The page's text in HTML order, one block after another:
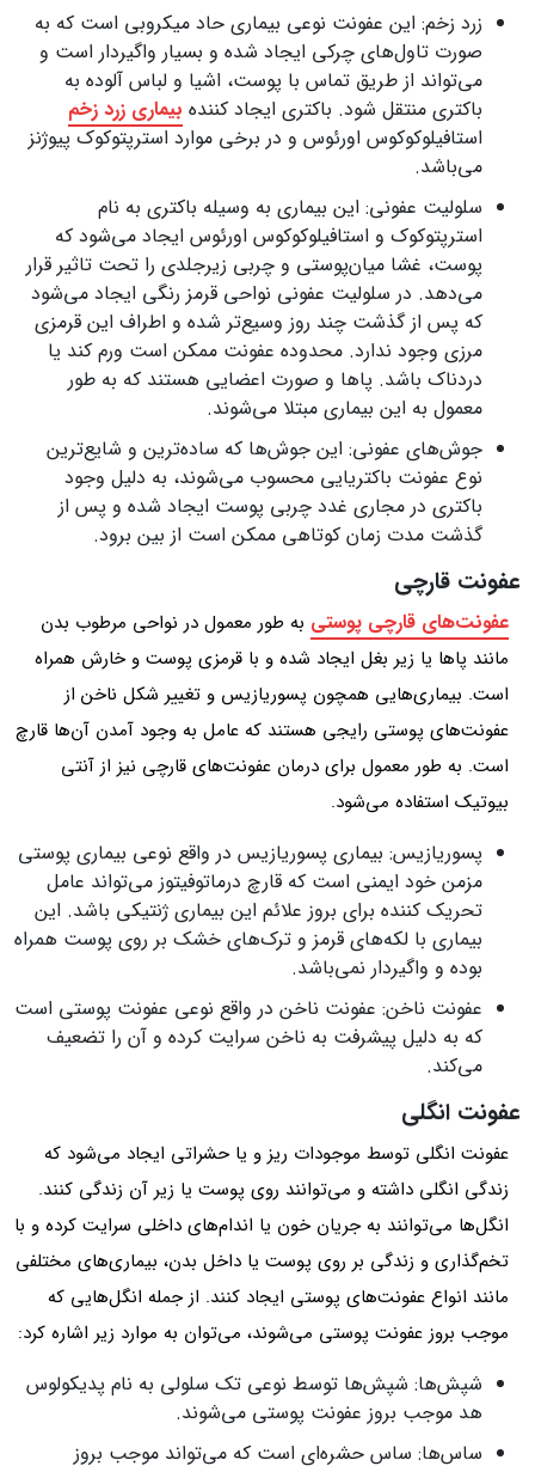
زرد زخم: این عفونت نوعی بیماری حاد میکروبی است که به
صورت تاول‌های چرکی ایجاد شده و بسیار واگیردار است و
می‌تواند از طریق تماس با پوست، اشیا و لباس آلوده به
باکتری منتقل شود. باکتری ایجاد کننده بیماری زرد زخم
استافیلوکوکوس اورئوس و در برخی موارد استرپتوکوک پیوژنز
می‌باشد.
سلولیت عفونی: این بیماری به وسیله باکتری به نام
استرپتوکوک و استافیلوکوکوس اورئوس ایجاد می‌شود که
پوست، غشا میان‌پوستی و چربی زیرجلدی را تحت تاثیر قرار
می‌دهد. در سلولیت عفونی نواحی قرمز رنگی ایجاد می‌شود
که پس از گذشت چند روز وسیع‌تر شده و اطراف این قرمزی
مرزی وجود ندارد. محدوده عفونت ممکن است ورم کند یا
دردناک باشد. پاها و صورت اعضایی هستند که به طور
معمول به این بیماری مبتلا می‌شوند.
جوش‌های عفونی: این جوش‌ها که ساده‌ترین و شایع‌ترین
نوع عفونت باکتریایی محسوب می‌شوند، به دلیل وجود
باکتری در مجاری غدد چربی پوست ایجاد شده و پس از
گذشت مدت زمان کوتاهی ممکن است از بین برود.
عفونت قارچی
عفونت‌های قارچی پوستی به طور معمول در نواحی مرطوب بدن
مانند پاها یا زیر بغل ایجاد شده و با قرمزی پوست و خارش همراه
است. بیماری‌هایی همچون پسوریازیس و تغییر شکل ناخن از
عفونت‌های پوستی رایجی هستند که عامل به وجود آمدن آن‌ها قارچ
است. به طور معمول برای درمان عفونت‌های قارچی نیز از آنتی
بیوتیک استفاده می‌شود.
پسوریازیس: بیماری پسوریازیس در واقع نوعی بیماری پوستی
مزمن خود ایمنی است که قارچ درماتوفیتوز می‌تواند عامل
تحریک کننده برای بروز علائم این بیماری ژنتیکی باشد. این
بیماری با لکه‌های قرمز و ترک‌های خشک بر روی پوست همراه
بوده و واگیردار نمی‌باشد.
عفونت ناخن: عفونت ناخن در واقع نوعی عفونت پوستی است
که به دلیل پیشرفت به ناخن سرایت کرده و آن را تضعیف
می‌کند.
عفونت انگلی
عفونت انگلی توسط موجودات ریز و یا حشراتی ایجاد می‌شود که
زندگی انگلی داشته و می‌توانند روی پوست یا زیر آن زندگی کنند.
انگل‌ها می‌توانند به جریان خون یا اندام‌های داخلی سرایت کرده و با
تخم‌گذاری و زندگی بر روی پوست یا داخل بدن، بیماری‌های مختلفی
مانند انواع عفونت‌های پوستی ایجاد کنند. از جمله انگل‌هایی که
موجب بروز عفونت پوستی می‌شوند، می‌توان به موارد زیر اشاره کرد:
شپش‌ها: شپش‌ها توسط نوعی تک سلولی به نام پدیکولوس
هد موجب بروز عفونت پوستی می‌شوند.
ساس‌ها: ساس حشره‌ای است که می‌تواند موجب بروز